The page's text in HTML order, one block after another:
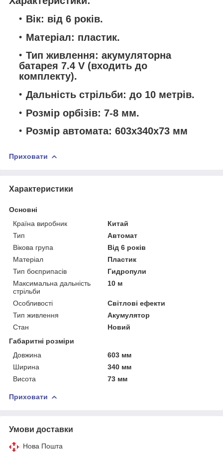
Вік: від 6 років.
Матеріал: пластик.
Тип живлення: акумуляторна
батарея 7.4 V (входить до
комплекту).
Дальність стрільби: до 10 метрів.
Розмір орбізів: 7-8 мм.
Розмір автомата: 603х340х73 мм
Приховати
Характеристики
Основні
Країна виробник
Китай
Тип
Автомат
Вікова група
Від 6 років
Матеріал
Пластик
Тип боєприпасів
Гидропули
Максимальна дальність
стрільби
10 м
Особливості
Світлові ефекти
Тип живлення
Акумулятор
Стан
Новий
Габаритні розміри
Довжина
603 мм
Ширина
340 мм
Висота
73 мм
Приховати
Умови доставки
Нова Пошта